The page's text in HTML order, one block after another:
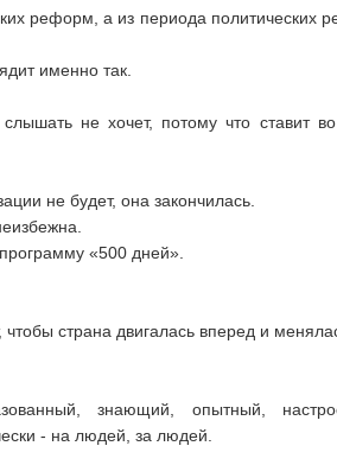
реформ, а из периода политических
именно так.
не хочет, потому что ставит во
не будет, она закончилась.
«500 дней».
страна двигалась вперед и
знающий, опытный,
- на людей, за людей.